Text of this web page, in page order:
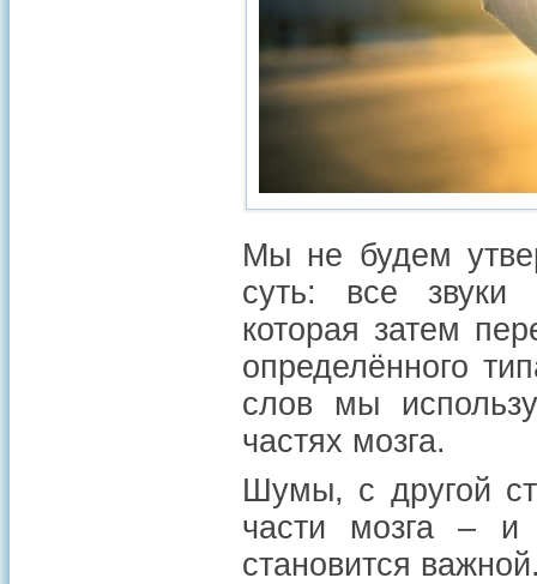
Мы не будем
суть: все звуки
которая затем
определённого
слов мы
частях мозга.
Шумы, с другой
части мозга – и
становится